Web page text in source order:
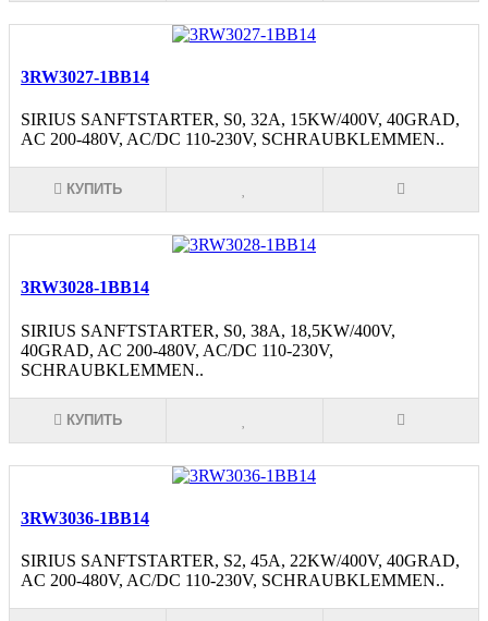
3RW3027-1BB14
SIRIUS SANFTSTARTER, S0, 32A, 15KW/400V, 40GRAD,
AC 200-480V, AC/DC 110-230V, SCHRAUBKLEMMEN..
КУПИТЬ
3RW3028-1BB14
SIRIUS SANFTSTARTER, S0, 38A, 18,5KW/400V,
40GRAD, AC 200-480V, AC/DC 110-230V,
SCHRAUBKLEMMEN..
КУПИТЬ
3RW3036-1BB14
SIRIUS SANFTSTARTER, S2, 45A, 22KW/400V, 40GRAD,
AC 200-480V, AC/DC 110-230V, SCHRAUBKLEMMEN..